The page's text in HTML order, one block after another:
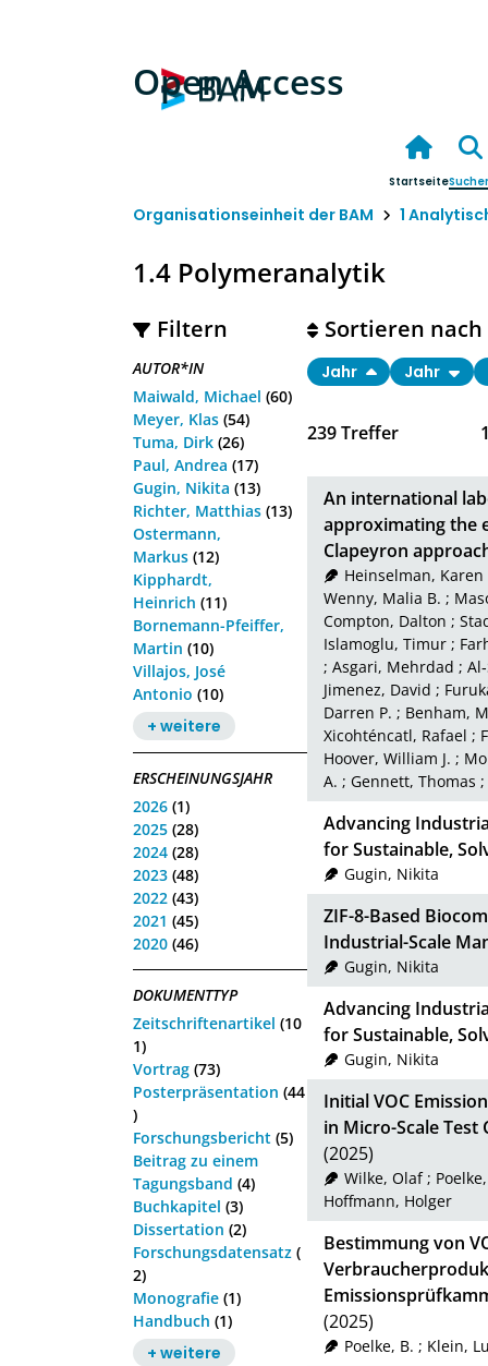
Open Access
Startseite
Organisationseinheit der BAM 1
1.4 Polymeranalytik
Filtern
AUTOR*IN
Maiwald, Michael (60)
Meyer, Klas (54)
Tuma, Dirk (26)
Paul, Andrea (17)
Gugin, Nikita (13)
Richter, Matthias (13)
Ostermann,
Markus (12)
Kipphardt,
Heinrich (11)
Bornemann-Pfeiffer,
Martin (10)
Villajos, José
Antonio (10)
+ weitere
ERSCHEINUNGSJAHR
2026 (1)
2025 (28)
2024 (28)
2023 (48)
2022 (43)
2021 (45)
2020 (46)
DOKUMENTTYP
Zeitschriftenartikel (10
1)
Vortrag (73)
Posterpräsentation (44
)
Forschungsbericht (5)
Beitrag zu einem
Tagungsband (4)
Buchkapitel (3)
Dissertation (2)
Forschungsdatensatz (
2)
Monografie (1)
Handbuch (1)
+ weitere
239Treffer
Sortieren nach
Jahr Jahr
An international
approximating the
Clapeyron
Heinselman, Karen
Wenny, Malia B. ;
Compton, Dalton ;
Islamoglu, Timur ;
; Asgari, Mehrdad ;
Jimenez, David ;
Darren P. ; Benham,
Xicohténcatl, Rafael ;
Hoover, William J. ;
A. ; Gennett, Thomas ;
Advancing
for Sustainable,
Gugin, Nikita
ZIF-8-Based
Industrial-Scale
Gugin, Nikita
Advancing
for Sustainable,
Gugin, Nikita
Initial VOC
in Micro-Scale Test
(2025)
Wilke, Olaf;
Hoffmann, Holger
Bestimmung von
(2025)
Poelke, B. ; Klein,